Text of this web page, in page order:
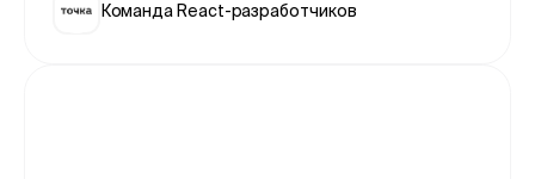
Команда React-разработчиков